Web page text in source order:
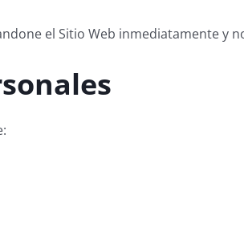
el Sitio Web inmediatamente y